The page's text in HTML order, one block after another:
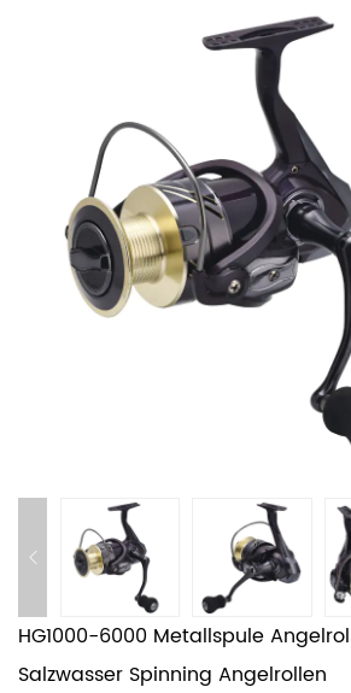
HG1000-6000 Metallspule
Salzwasser Spinning Angelrollen